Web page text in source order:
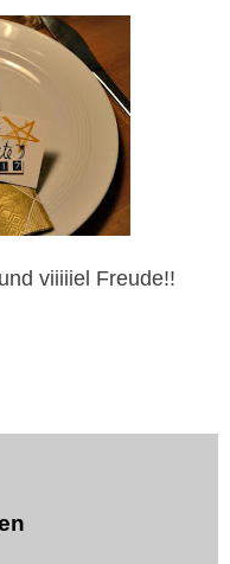
viiiiiel Freude!!